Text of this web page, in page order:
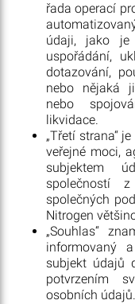
řada operací
údaji, jako je
uspořádání,
dotazování,
nebo nějaká
nebo
likvidace.
„Třetí strana“
veřejné moci,
subjektem
společností
společných
Nitrogen
„Souhlas“
informovaný
subjekt údajů
potvrzením
osobních údajů.